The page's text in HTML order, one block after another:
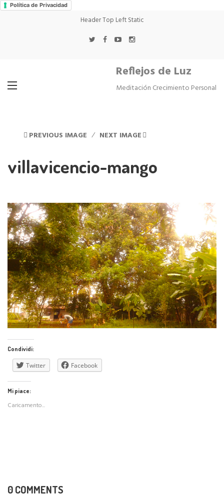
Política de Privacidad
Header Top Left Static
Reflejos de Luz
Meditación Crecimiento Personal
PREVIOUS IMAGE NEXT IMAGE
villavicencio-mango
Condividi:
Twitter Facebook
Mi piace:
Caricamento...
0 COMMENTS